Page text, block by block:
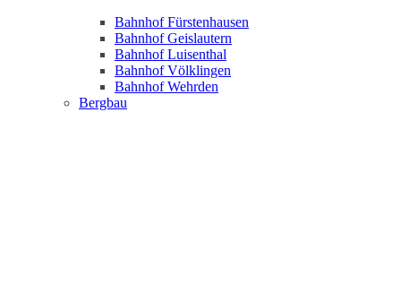
Bahnhof Fürstenhausen
Bahnhof Geislautern
Bahnhof Luisenthal
Bahnhof Völklingen
Bahnhof Wehrden
Bergbau